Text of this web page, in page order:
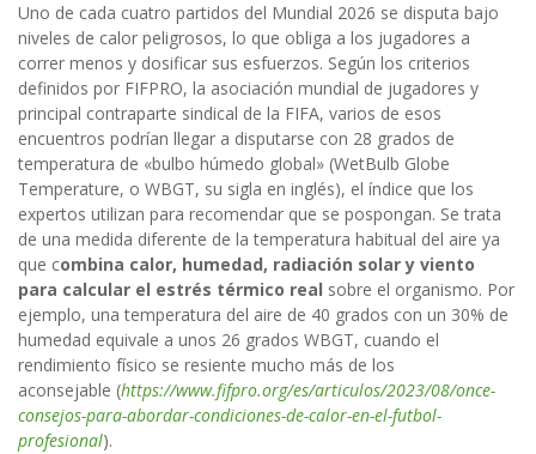
Uno de cada cuatro partidos del Mundial 2026 se disputa bajo
niveles de calor peligrosos, lo que obliga a los jugadores a
correr menos y dosificar sus esfuerzos. Según los criterios
definidos por FIFPRO, la asociación mundial de jugadores y
principal contraparte sindical de la FIFA, varios de esos
encuentros podrían llegar a disputarse con 28 grados de
temperatura de «bulbo húmedo global» (WetBulb Globe
Temperature, o WBGT, su sigla en inglés), el índice que los
expertos utilizan para recomendar que se pospongan. Se trata
de una medida diferente de la temperatura habitual del aire ya
que combina calor, humedad, radiación solar y viento
para calcular el estrés térmico real sobre el organismo. Por
ejemplo, una temperatura del aire de 40 grados con un 30% de
humedad equivale a unos 26 grados WBGT, cuando el
rendimiento físico se resiente mucho más de los
aconsejable (https://www.fifpro.org/es/articulos/2023/08/once-
consejos-para-abordar-condiciones-de-calor-en-el-futbol-
profesional).